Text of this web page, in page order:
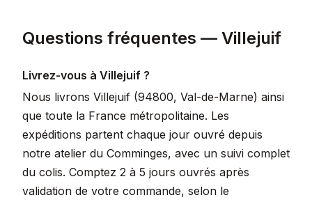
Questions fréquentes — Villejuif
Livrez-vous à Villejuif ?
Nous livrons Villejuif (94800, Val-de-Marne) ainsi
que toute la France métropolitaine. Les
expéditions partent chaque jour ouvré depuis
notre atelier du Comminges, avec un suivi complet
du colis. Comptez 2 à 5 jours ouvrés après
validation de votre commande, selon le